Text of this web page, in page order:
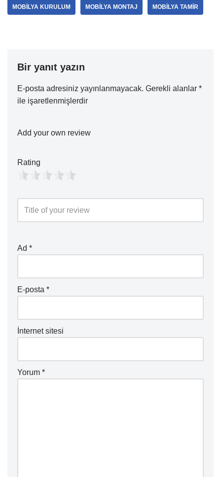
MOBILYA KURULUM MOBILYA MONTAJ MOBILYA TAMIR
Bir yanıt yazın
E-posta adresiniz yayınlanmayacak. Gerekli alanlar *
ile işaretlenmişlerdir
Add your own review
Rating
Ad *
E-posta *
İnternet sitesi
Yorum *